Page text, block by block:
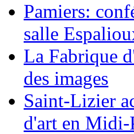
Pamiers:
salle
La Fabrique
des images
Saint-Lizier
d'art en Midi-